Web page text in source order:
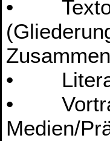
•
•
•
Medien/